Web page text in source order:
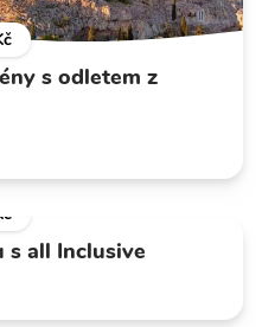
s odletem z
s all Inclusive